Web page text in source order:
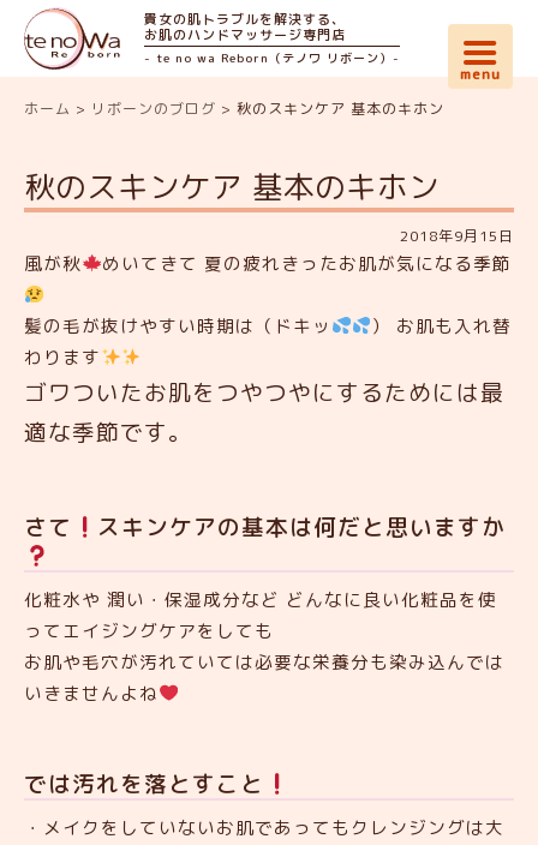
貴女の肌トラブルを解決する、
お肌のハンドマッサージ専門店
- te no wa Reborn（テノワ リボーン）-
ホーム > リボーンのブログ > 秋のスキンケア 基本のキホン
秋のスキンケア 基本のキホン
2018年9月15日
風が秋 めいてきて 夏の疲れきったお肌が気になる季節
髪の毛が抜けやすい時期は（ドキッ
） お肌も入れ替
わります
ゴワついたお肌をつやつやにするためには最
適な季節です。
さて スキンケアの基本は何だと思いますか
化粧水や 潤い・保湿成分など どんなに良い化粧品を使
ってエイジングケアをしても
お肌や毛穴が汚れていては必要な栄養分も染み込んでは
いきませんよね
では汚れを落とすこと
・メイクをしていないお肌であってもクレンジングは大